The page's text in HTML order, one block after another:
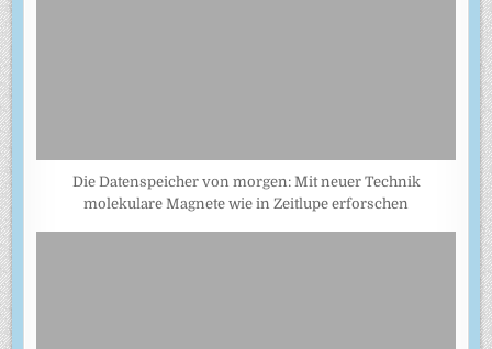
Die Datenspeicher von morgen: Mit neuer Technik
molekulare Magnete wie in Zeitlupe erforschen